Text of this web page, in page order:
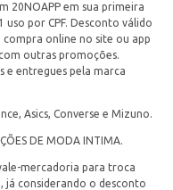
20NOAPP em sua primeira
uso por CPF. Desconto válido
online no site ou app
outras promoções.
e entregues pela marca
Asics, Converse e Mizuno.
DE MODA INTIMA.
vale-mercadoria para troca
já considerando o desconto